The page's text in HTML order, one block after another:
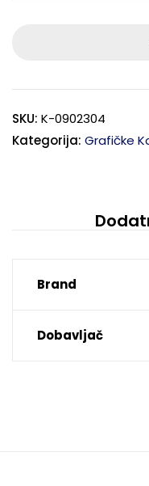
SKU: K-0902304
Kategorija: Grafičke
Brand
Dobavljač